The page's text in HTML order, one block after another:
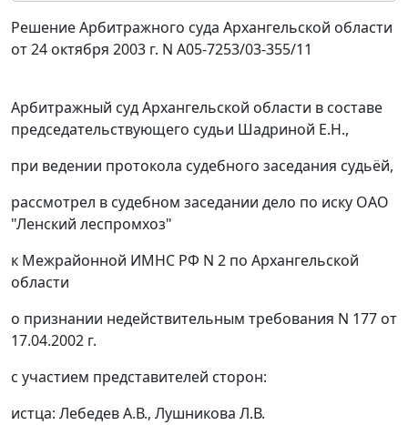
Решение Арбитражного суда Архангельской области
от 24 октября 2003 г. N А05-7253/03-355/11
Арбитражный суд Архангельской области в составе
председательствующего судьи Шадриной Е.Н.,
при ведении протокола судебного заседания судьёй,
рассмотрел в судебном заседании дело по иску ОАО
"Ленский леспромхоз"
к Межрайонной ИМНС РФ N 2 по Архангельской
области
о признании недействительным требования N 177 от
17.04.2002 г.
с участием представителей сторон:
истца: Лебедев А.В., Лушникова Л.В.